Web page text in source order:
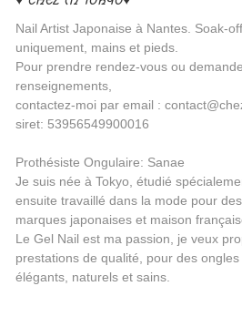
Nail Artist Japonaise à Nantes. Soak-
uniquement, mains et pieds.
Pour prendre rendez-vous ou
renseignements,
contactez-moi par email :
siret: 53956549900016
Prothésiste Ongulaire: Sanae
Je suis née à Tokyo, étudié
ensuite travaillé dans la mode pour
marques japonaises et maison
Le Gel Nail est ma passion, je veux
prestations de qualité, pour des ongles
élégants, naturels et sains.